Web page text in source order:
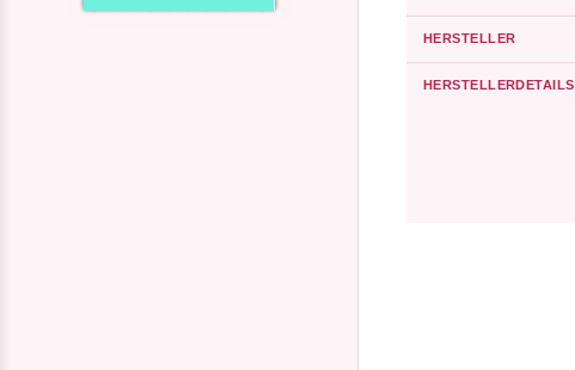
HERSTELLER
HERSTELLERDETAILS